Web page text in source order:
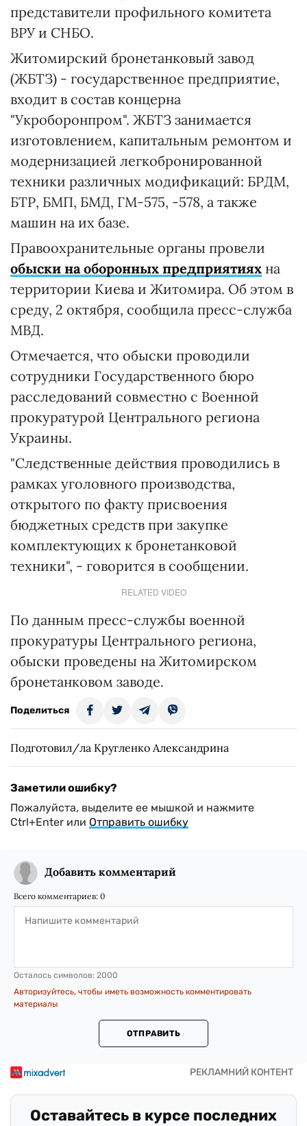
представители профильного комитета
ВРУ и СНБО.
Житомирский бронетанковый завод
(ЖБТЗ) - государственное предприятие,
входит в состав концерна
"Укроборонпром". ЖБТЗ занимается
изготовлением, капитальным ремонтом и
модернизацией легкобронированной
техники различных модификаций: БРДМ,
БТР, БМП, БМД, ГМ-575, -578, а также
машин на их базе.
Правоохранительные органы провели
обыски на оборонных предприятиях на
территории Киева и Житомира. Об этом в
среду, 2 октября, сообщила пресс-служба
МВД.
Отмечается, что обыски проводили
сотрудники Государственного бюро
расследований совместно с Военной
прокуратурой Центрального региона
Украины.
"Следственные действия проводились в
рамках уголовного производства,
открытого по факту присвоения
бюджетных средств при закупке
комплектующих к бронетанковой
техники", - говорится в сообщении.
RELATED VIDEO
По данным пресс-службы военной
прокуратуры Центрального региона,
обыски проведены на Житомирском
бронетанковом заводе.
Поделиться
Подготовил/ла Кругленко Александрина
Заметили ошибку?
Пожалуйста, выделите ее мышкой и нажмите
Ctrl+Enter или Отправить ошибку
Добавить комментарий
Всего комментариев: 0
Осталось символов: 2000
Авторизуйтесь, чтобы иметь возможность комментировать
материалы
ОТПРАВИТЬ
Оставайтесь в курсе последних